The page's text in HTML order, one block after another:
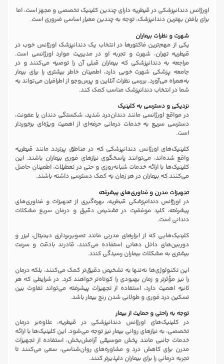
اورژانس دندانپزشکی در قیطریه دارای چندین کلینیک تخصصی و مجهز است، اما
برای یافتن بهترین دندانپزشک، توجه به چندین معیار اساسی ضروری است.
شهرت و نظرات بیماران
یکی از مهم‌ترین فاکتورها در انتخاب یک دندانپزشک اورژانس خوب در
قیطریه تهران، شهرت و تجربه او در مدیریت موارد اورژانسی است.
مراجعه به دندانپزشکی که بیماران قبلی آن را توصیه می‌کنند و در
جامعه پزشکی شهرت خوبی دارد، اطمینان خاطر بیشتری را برای بیمار
به‌همراه می‌آورد. بررسی نظرات آنلاین و پرس‌و‌جو از اطرافیان می‌تواند به
شما در انتخاب دندانپزشک مناسب کمک کند.
نزدیکی و دسترسی به کلینیک
در مواقع اورژانسی مانند دندان‌درد شدید، شکستگی دندان یا عفونت،
دسترسی سریع به خدمات درمانی حرفه‌ای از اهمیت ویژه‌ای برخوردار
است.
کلینیک‌های اورژانس دندانپزشکی که در مناطق پرتردد مانند قیطریه
واقع شده‌اند، می‌توانند پاسخگوی نیازهای فوری بیماران باشند. این
کلینیک‌ها با ارائه خدمات شبانه‌روزی و حتی در تعطیلات، اطمینان حاصل
می‌کنند که بیماران در هر زمان به کمک دسترسی داشته باشند.
تجهیزات مدرن و فناوری‌های پیشرفته
در اورژانس دندانپزشکی قیطریه، بهره‌گیری از تجهیزات و فناوری‌های
پیشرفته، کلید موفقیت در تشخیص دقیق و درمان سریع مشکلات
دندانی است.
کلینیک‌هایی که از ابزارهای مدرنی مانند تصویربرداری دیجیتال، لیزر و
دوربین‌های داخل دهانی استفاده می‌کنند، قادرند بادقت و سرعت
بیشتری به مشکلات بیماران رسیدگی کنند.
این تکنولوژی‌ها نه‌تنها به تشخیص دقیق‌تر کمک می‌کنند، بلکه درمان
را نیز مؤثرتر و زمان بهبودی را کوتاه‌تر خواهند کرد. در شرایطی که هر
ثانیه اهمیت دارد، استفاده از تجهیزات پیشرفته می‌تواند تفاوت بین
تسکین درد فوری و طولانی شدن رنج بیمار باشد.
توجه به ‌راحتی و حمایت از بیمار
در کلینیک‌های اورژانس دندانپزشکی در قیطریه، علاوه‌بر درمان
تخصصی، به نیازهای روانی بیمار نیز توجه می‌شود. این کلینیک‌ها با ارائه
خدمات جانبی مانند پخش موسیقی آرامش‌بخش، استفاده از تجهیزات
مدرن برای کاهش درد و مشاوره‌های روان‌شناسی، سعی می‌کنند تا
تجربه درمانی را برای بیماران دلپذیرتر کنند.